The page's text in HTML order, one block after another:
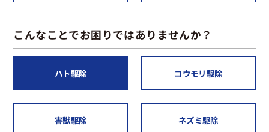
こんなことでお困りではありませんか？
ハト駆除 コウモリ駆除
害獣駆除 ネズミ駆除